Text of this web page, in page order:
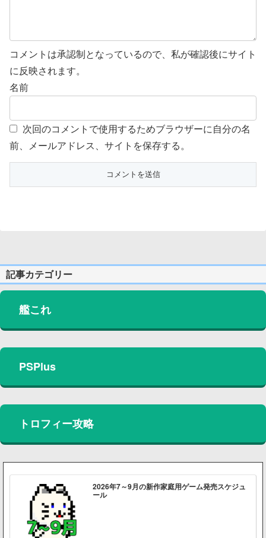
コメントは承認制となっているので、私が確認後にサイト
に反映されます。
名前
次回のコメントで使用するためブラウザーに自分の名
前、メールアドレス、サイトを保存する。
記事カテゴリー
艦これ
PSPlus
トロフィー攻略
2026年7～9月の新作家庭用ゲーム発売スケジュ
ール